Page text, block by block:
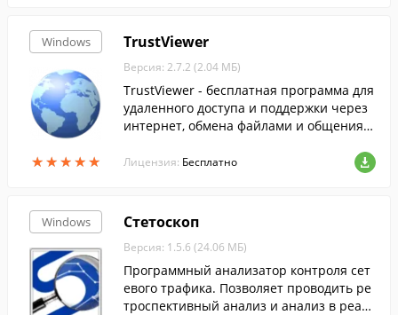
Windows
★★★★★
★★★★★
TrustViewer
Версия: 2.7.2 (2.04 МБ)
TrustViewer - бесплатная программа для
удаленного доступа и поддержки через
интернет, обмена файлами и общения п
Лицензия: Бесплатно
Windows Стетоскоп
Версия: 1.5.6 (24.06 МБ)
Программный анализатор контроля сет
евого трафика. Позволяет проводить ре
троспективный анализ и анализ в реаль